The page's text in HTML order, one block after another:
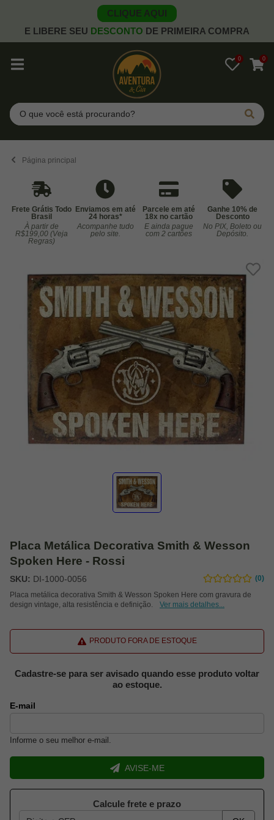
CLIQUE AQUI
E LIBERE SEU DESCONTO DE PRIMEIRA COMPRA
0 0
Pesquisar
Página principal
Frete Grátis Todo
Brasil
À partir de
R$199,00 (Veja
Regras)
Enviamos em até
24 horas*
Acompanhe tudo
pelo site.
Parcele em até
18x no cartão
E ainda pague
com 2 cartões
Ganhe 10% de
Desconto
No PIX, Boleto ou
Depósito.
Placa Metálica Decorativa Smith & Wesson
Spoken Here - Rossi
SKU: DI-1000-0056
(0)
Placa metálica decorativa Smith & Wesson Spoken Here com gravura de
design vintage, alta resistência e definição.
Ver mais detalhes...
PRODUTO FORA DE ESTOQUE
Cadastre-se para ser avisado quando esse produto voltar
ao estoque.
E-mail
Informe o seu melhor e-mail.
AVISE-ME
Calcule frete e prazo